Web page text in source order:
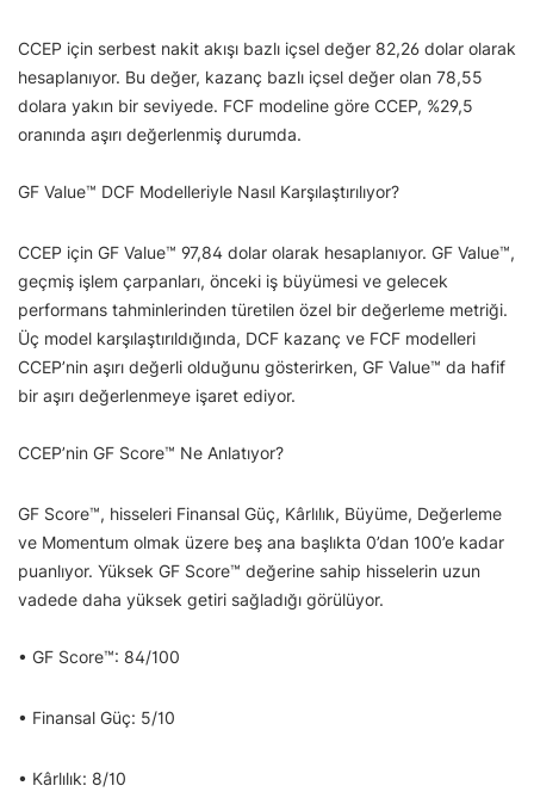
CCEP için serbest nakit akışı bazlı içsel değer 82,26 dolar olarak
hesaplanıyor. Bu değer, kazanç bazlı içsel değer olan 78,55
dolara yakın bir seviyede. FCF modeline göre CCEP, %29,5
oranında aşırı değerlenmiş durumda.
GF Value™ DCF Modelleriyle Nasıl Karşılaştırılıyor?
CCEP için GF Value™ 97,84 dolar olarak hesaplanıyor. GF Value™,
geçmiş işlem çarpanları, önceki iş büyümesi ve gelecek
performans tahminlerinden türetilen özel bir değerleme metriği.
Üç model karşılaştırıldığında, DCF kazanç ve FCF modelleri
CCEP’nin aşırı değerli olduğunu gösterirken, GF Value™ da hafif
bir aşırı değerlenmeye işaret ediyor.
CCEP’nin GF Score™ Ne Anlatıyor?
GF Score™, hisseleri Finansal Güç, Kârlılık, Büyüme, Değerleme
ve Momentum olmak üzere beş ana başlıkta 0’dan 100’e kadar
puanlıyor. Yüksek GF Score™ değerine sahip hisselerin uzun
vadede daha yüksek getiri sağladığı görülüyor.
• GF Score™: 84/100
• Finansal Güç: 5/10
• Kârlılık: 8/10